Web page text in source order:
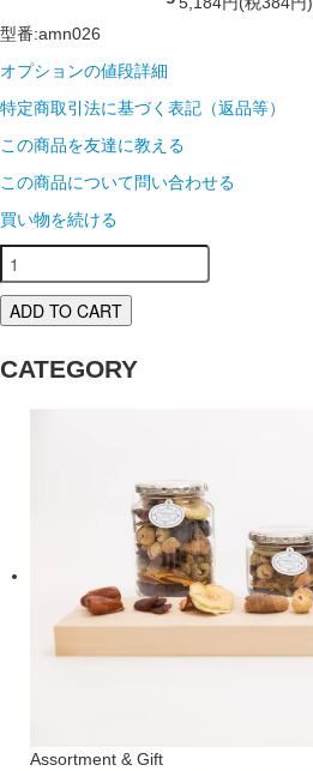
型番:amn026
オプションの値段詳細
特定商取引法に基づく表記（返品等）
この商品を友達に教える
この商品について問い合わせる
買い物を続ける
ADD TO CART
CATEGORY
Assortment & Gift